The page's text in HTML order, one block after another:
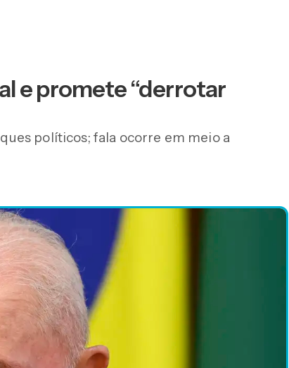
e promete “derrotar
políticos; fala ocorre em meio a